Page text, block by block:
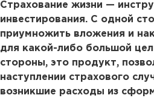
Страхование жизни —
инвестирования. С одной
приумножить вложения и
для какой-либо большой
стороны, это продукт,
наступлении страхового
возникшие расходы из